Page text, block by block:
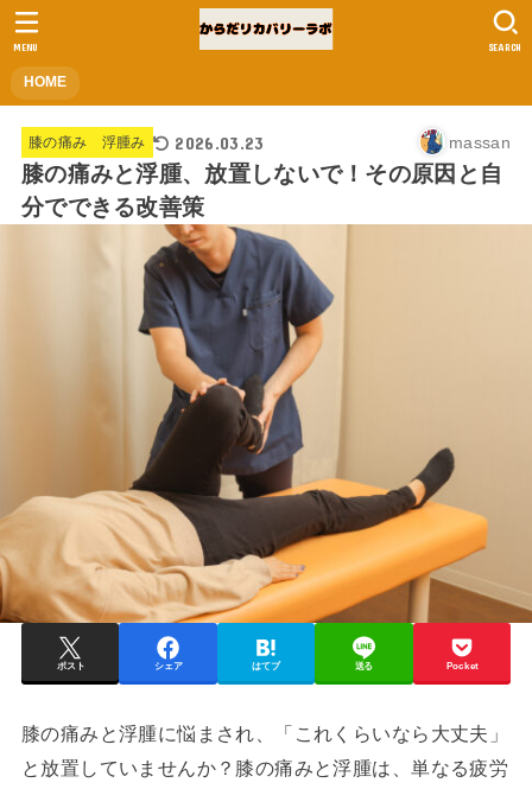
HOME
SEARCH
MENU
膝の痛み 浮腫み 2026.03.23 massan
膝の痛みと浮腫、放置しないで！その原因と自
分でできる改善策
ポスト シェア はてブ 送る Pocket
膝の痛みと浮腫に悩まされ、「これくらいなら大丈夫」
と放置していませんか？膝の痛みと浮腫は、単なる疲労